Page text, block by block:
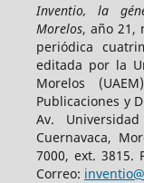
Inventio, la
Morelos, año 21,
periódica
editada por la
Morelos
Publicaciones y
Av.
Cuernavaca,
7000, ext. 3815.
Correo: